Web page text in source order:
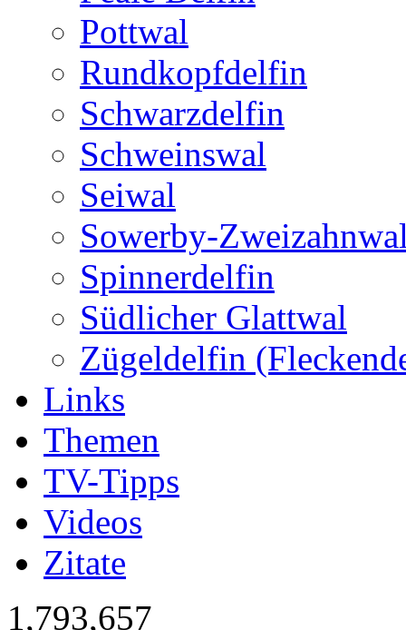
Pottwal
Rundkopfdelfin
Schwarzdelfin
Schweinswal
Seiwal
Sowerby-
Spinnerdelfin
Südlicher Glattwal
Zügeldelfin
Links
Themen
TV-Tipps
Videos
Zitate
1,793,657